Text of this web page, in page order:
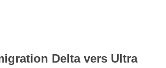
Delta vers Ultra